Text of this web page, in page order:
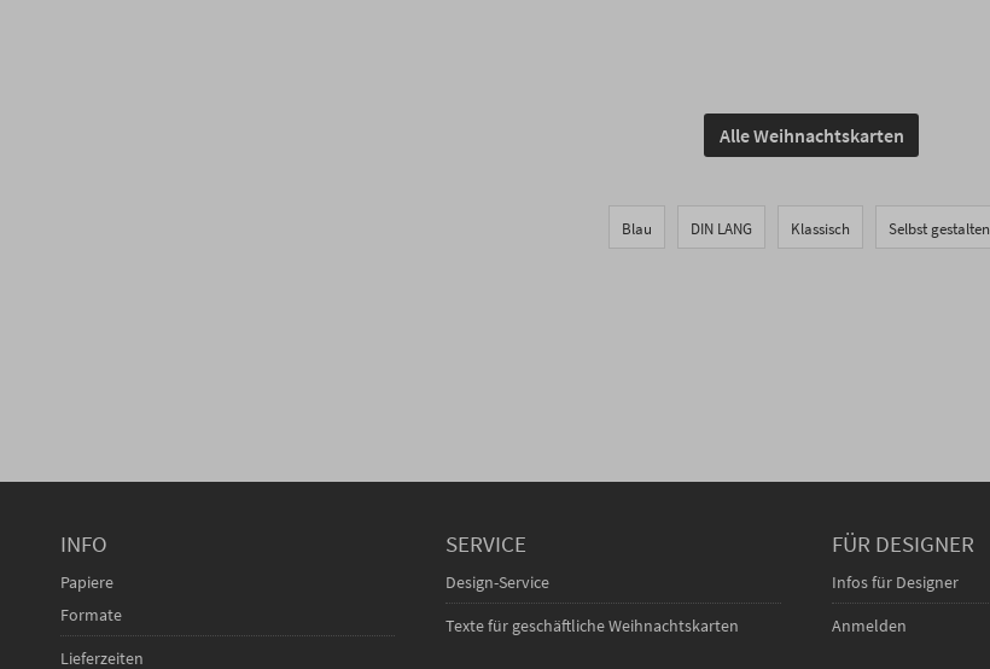
Alle Weihnachtskarten
Blau DIN LANG Klassisch Selbst gestalten
INFO
Papiere
Formate
Lieferzeiten
SERVICE
Design-Service
Texte für geschäftliche Weihnachtskarten
FÜR DESIGNER
Infos für Designer
Anmelden